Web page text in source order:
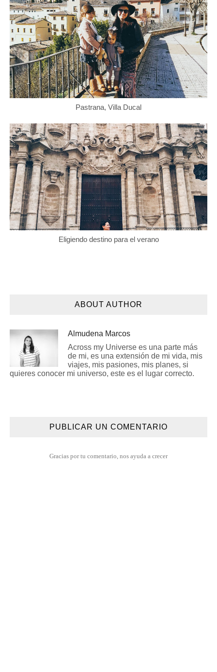
Pastrana, Villa Ducal
Eligiendo destino para el verano
ABOUT AUTHOR
Almudena Marcos
Across my Universe es una parte más
de mi, es una extensión de mi vida, mis
viajes, mis pasiones, mis planes, si
quieres conocer mi universo, este es el lugar correcto.
PUBLICAR UN COMENTARIO
Gracias por tu comentario, nos ayuda a crecer